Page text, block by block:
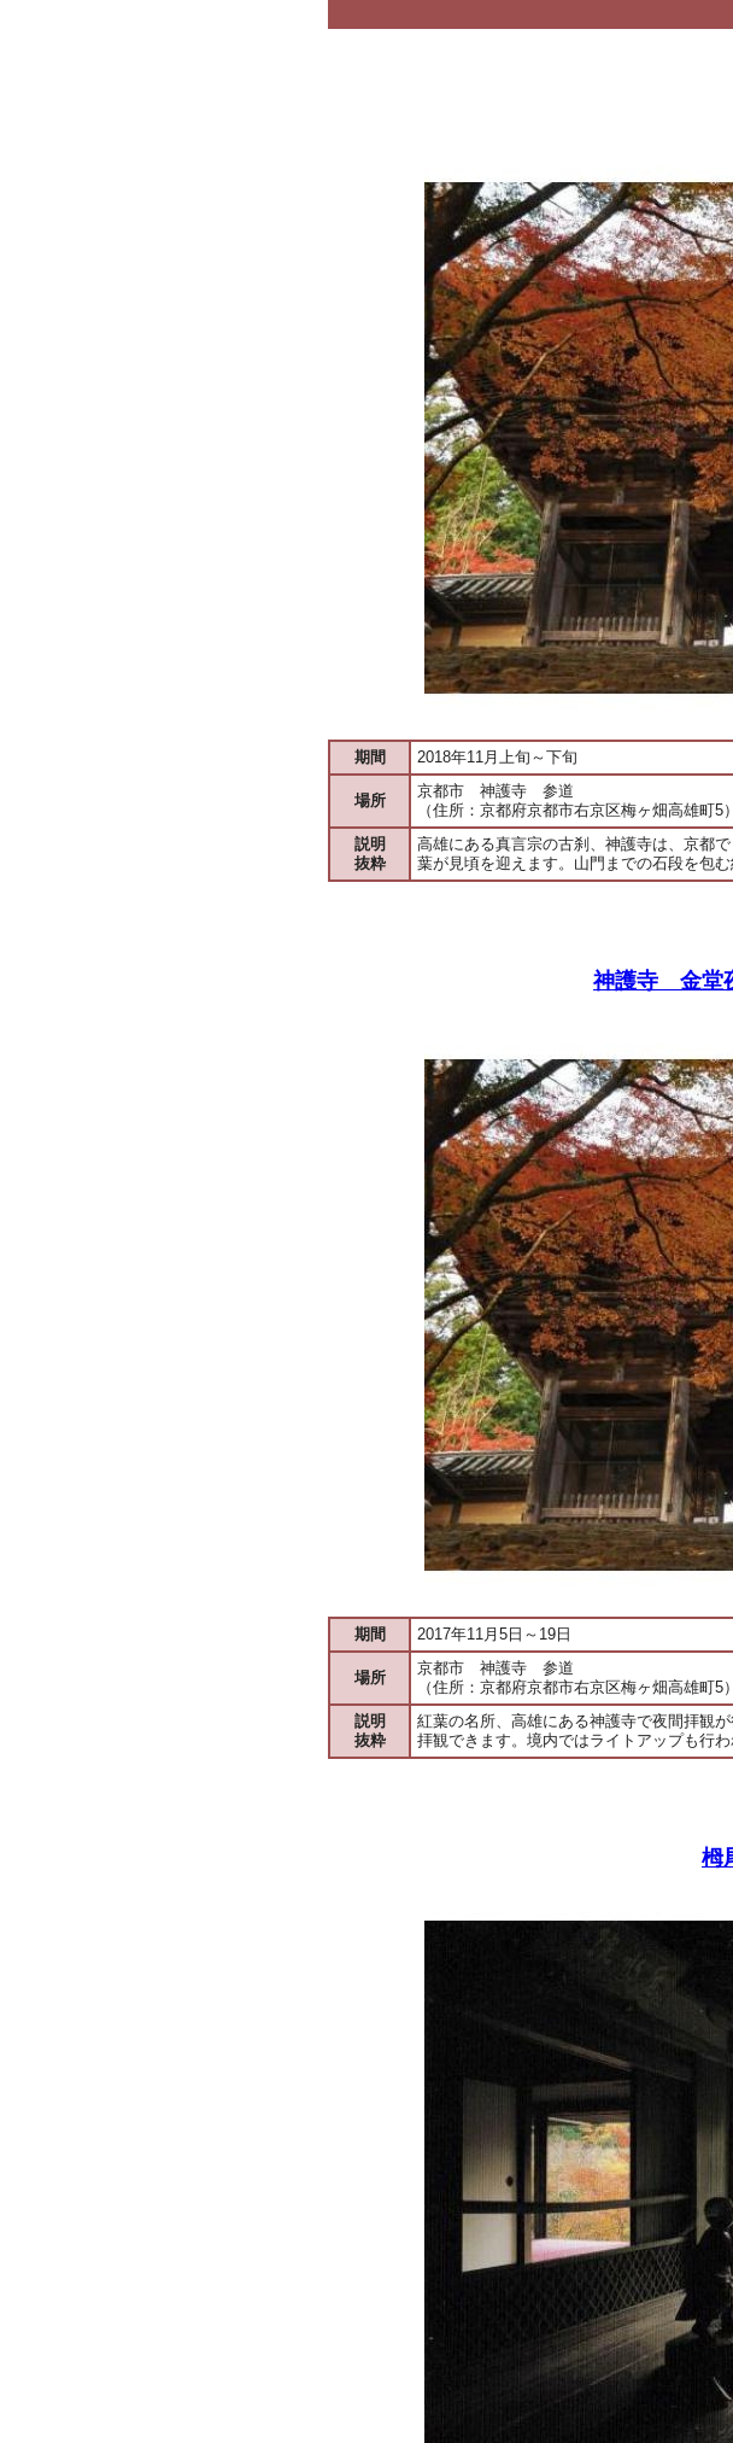
期間 2018年11月上旬～下旬
場所
京都市 神護寺 参道
（住所：京都府京都市右京区梅ヶ畑高雄町5）
説明
抜粋
高雄にある真言宗の古刹、神護寺は、京都
葉が見頃を迎えます。山門までの石段を包
神護寺 金堂
期間 2017年11月5日～19日
場所
京都市 神護寺 参道
（住所：京都府京都市右京区梅ヶ畑高雄町5）
説明
抜粋
紅葉の名所、高雄にある神護寺で夜間拝観
拝観できます。境内ではライトアップも行
栂